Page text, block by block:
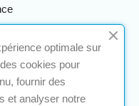
optimale sur
cookies pour
fournir des
et analyser notre